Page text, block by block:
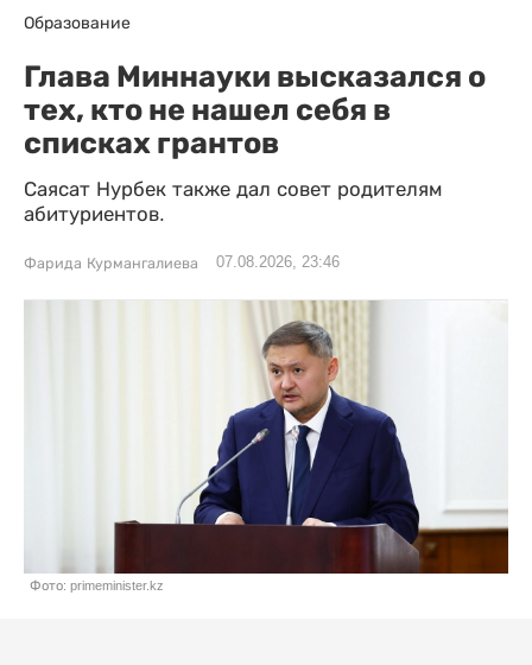
Образование
Глава Миннауки высказался о
тех, кто не нашел себя в
списках грантов
Саясат Нурбек также дал совет родителям
абитуриентов.
Фарида Курмангалиева 07.08.2026, 23:46
Фото: primeminister.kz